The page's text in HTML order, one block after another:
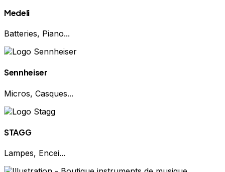
Medeli
Batteries, Piano...
Sennheiser
Micros, Casques...
STAGG
Lampes, Encei...